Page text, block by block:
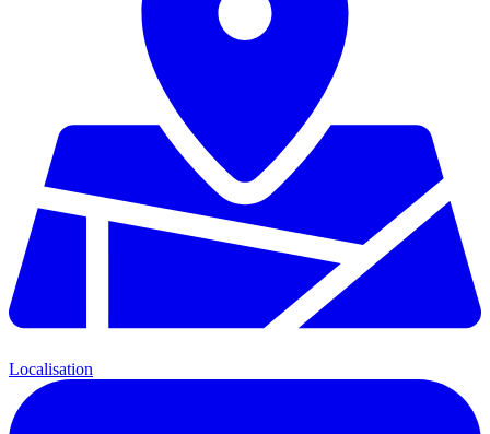
Localisation